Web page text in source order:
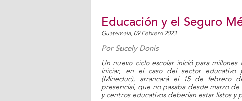
Educación y el Seguro
Guatemala, 09 Febrero 2023
Por Sucely Donis
Un nuevo ciclo escolar inició para
iniciar, en el caso del sector educativo
(Mineduc), arrancará el 15 de febrero
presencial, que no pasaba desde marzo
y centros educativos deberían estar listos y